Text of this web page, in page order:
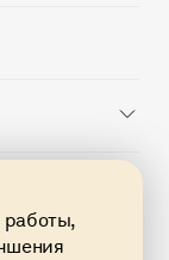
работы,
ФЗ